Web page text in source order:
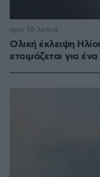
Ολική έκλειψη
ετοιμάζεται για
πριν 10 λεπτά